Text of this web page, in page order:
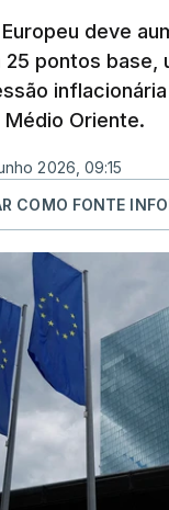
deve
pontos base,
inflacionária
Oriente.
2026, 09:15
COMO FONTE